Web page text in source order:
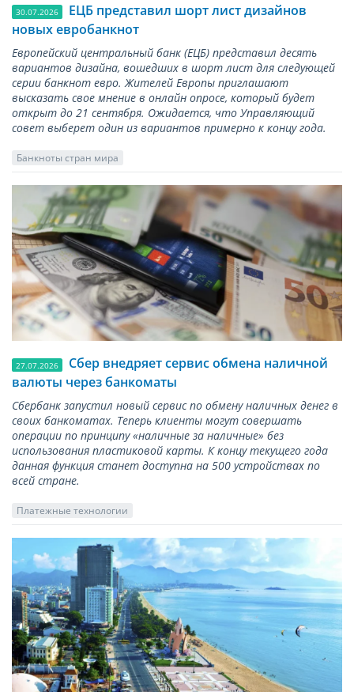
30.07.2026
ЕЦБ представил шорт лист дизайнов
новых евробанкнот
Европейский центральный банк (ЕЦБ) представил десять
вариантов дизайна, вошедших в шорт лист для следующей
серии банкнот евро. Жителей Европы приглашают
высказать свое мнение в онлайн опросе, который будет
открыт до 21 сентября. Ожидается, что Управляющий
совет выберет один из вариантов примерно к концу года.
Банкноты стран мира
27.07.2026
Сбер внедряет сервис обмена наличной
валюты через банкоматы
Сбербанк запустил новый сервис по обмену наличных денег в
своих банкоматах. Теперь клиенты могут совершать
операции по принципу «наличные за наличные» без
использования пластиковой карты. К концу текущего года
данная функция станет доступна на 500 устройствах по
всей стране.
Платежные технологии